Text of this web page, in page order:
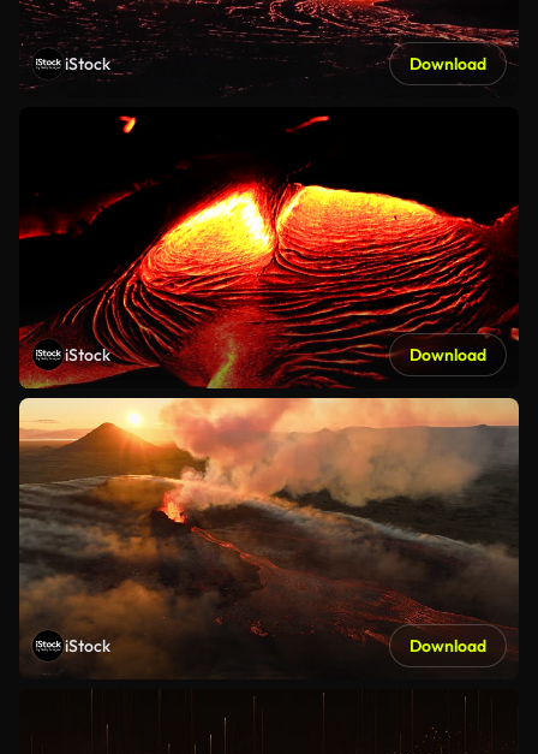
iStock Download
iStock Download
iStock Download